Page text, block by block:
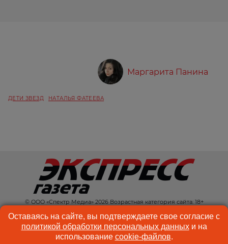
Маргарита Панина
ДЕТИ ЗВЕЗД НАТАЛЬЯ ФАТЕЕВА
© ООО «Спектр Медиа» 2026 Возрастная категория сайта: 18+
КОНТАКТЫ
РЕКЛАМА
КУКИ-ФАЙЛЫ
ПОЛЬЗОВАТЕЛЬСКОЕ
Оставаясь на сайте, вы подтверждаете свое согласие с
политикой обработки персональных данныхи на
использование cookie-файлов.